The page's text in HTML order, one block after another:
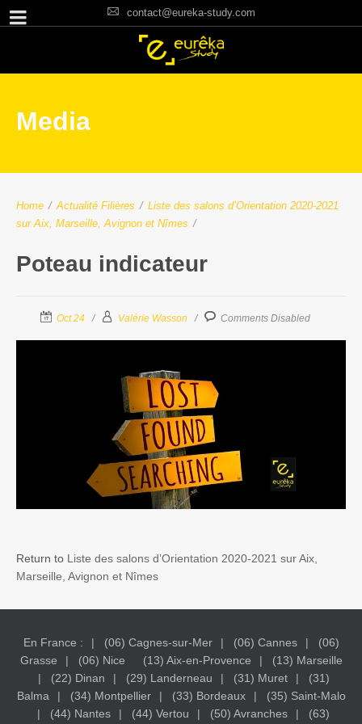
contact@eureka-study.com
Media
Home / Actualité Filières / Liste des salons d’Orientation 2020-2021
sur Aix, Marseille, Avignon et Nîmes /
Poteau indicateur
Oct 24 Valérie Wasson Comments Disabled
Return to Liste des salons d’Orientation 2020-2021 sur Aix,
Marseille, Avignon et Nîmes
En France : (06) Cagnes-sur-Mer (06) Cannes
(06)
Grasse
(06) Nice (13) Aix-en-Provence
(13) Marseille
(22) Dinan
(29) Landerneau (31) Muret
(31)
Balma
(34) Montpellier (33) Bordeaux
(35) Saint-Malo
(44) Nantes
(44) Vertou (50) Avranches (63)